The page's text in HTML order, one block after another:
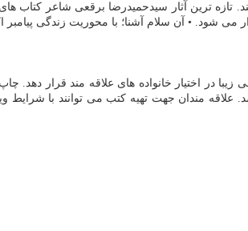
تازه ترین آثار سیدحمیدرضا برقعی شاعر کتاب های
شود. • آن سلام آشنا؛ با محوریت زندگی
در اختیار خانواده های علاقه مند قرار دهد.